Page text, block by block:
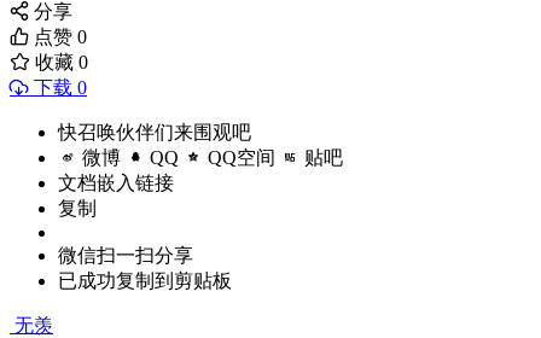
分享
点赞 0
收藏 0
下载 0
快召唤伙伴们来围观吧
微博 QQ QQ空间 贴吧
文档嵌入链接
复制
微信扫一扫分享
已成功复制到剪贴板
无羡